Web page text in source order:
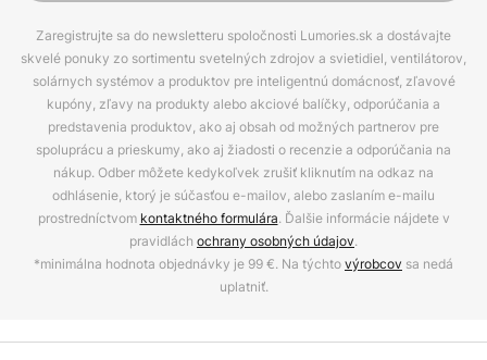
Zaregistrujte sa do newsletteru spoločnosti Lumories.sk a dostávajte
skvelé ponuky zo sortimentu svetelných zdrojov a svietidiel, ventilátorov,
solárnych systémov a produktov pre inteligentnú domácnosť, zľavové
kupóny, zľavy na produkty alebo akciové balíčky, odporúčania a
predstavenia produktov, ako aj obsah od možných partnerov pre
spoluprácu a prieskumy, ako aj žiadosti o recenzie a odporúčania na
nákup. Odber môžete kedykoľvek zrušiť kliknutím na odkaz na
odhlásenie, ktorý je súčasťou e-mailov, alebo zaslaním e-mailu
prostredníctvom kontaktného formulára. Ďalšie informácie nájdete v
pravidlách ochrany osobných údajov.
*minimálna hodnota objednávky je 99 €. Na týchtovýrobcov sa nedá
uplatniť.